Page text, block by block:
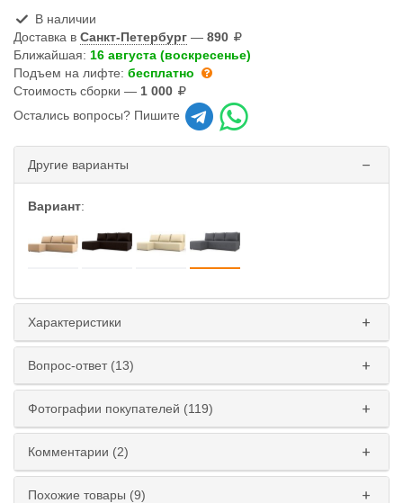
В наличии
Доставка в Санкт-Петербург — 890
Ближайшая: 16 августа (воскресенье)
Подъем на лифте: бесплатно
Стоимость сборки — 1 000
Остались вопросы? Пишите
Другие варианты
Вариант:
Характеристики
Вопрос-ответ (13)
Фотографии покупателей (119)
Комментарии (2)
Похожие товары (9)